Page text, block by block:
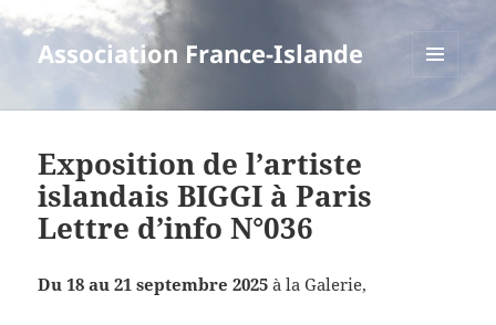
Association France-Islande
Exposition de l’artiste
islandais BIGGI à Paris
Lettre d’info N°036
Du 18 au 21 septembre 2025à la Galerie,